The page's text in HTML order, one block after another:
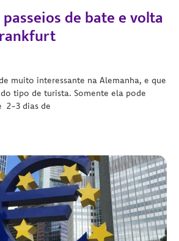
de bate e volta
muito interessante na Alemanha, e que
tipo de turista. Somente ela pode
2-3 dias de